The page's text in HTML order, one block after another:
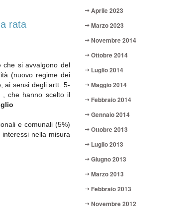
rata
che si avvalgono del
(nuovo regime dei
ai sensi degli artt. 5-
, che hanno scelto il
e comunali (5%)
nella misura
Aprile 2023
Marzo 2023
Novembre 2014
Ottobre 2014
Luglio 2014
Maggio 2014
Febbraio 2014
Gennaio 2014
Ottobre 2013
Luglio 2013
Giugno 2013
Marzo 2013
Febbraio 2013
Novembre 2012